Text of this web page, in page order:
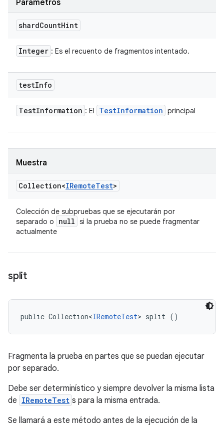
Parámetros
shardCountHint
Integer : Es el recuento de fragmentos intentado.
testInfo
TestInformation : El TestInformation principal
Muestra
Collection<IRemoteTest>
Colección de subpruebas que se ejecutarán por
separado o
null si la prueba no se puede fragmentar
actualmente
split
public Collection<IRemoteTest> split ()
Fragmenta la prueba en partes que se puedan ejecutar
por separado.
Debe ser determinístico y siempre devolver la misma lista
de IRemoteTest s para la misma entrada.
Se llamará a este método antes de la ejecución de la